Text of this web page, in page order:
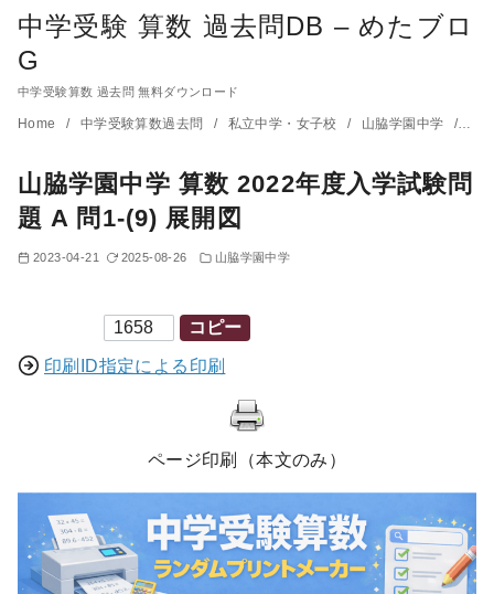
中学受験 算数 過去問DB – めたブロ
G
中学受験算数 過去問 無料ダウンロード
Home 中学受験算数過去問 私立中学・女子校 山脇学園中学 山
山脇学園中学 算数 2022年度入学試験問
題 A 問1-(9) 展開図
2023-04-21 2025-08-26 山脇学園中学
コピー
印刷ID指定による印刷
ページ印刷（本文のみ）